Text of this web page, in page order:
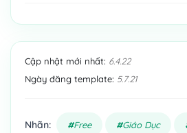
Cập nhật mới nhất: 6.4.22
Ngày đăng template: 5.7.21
Nhãn: Free Giáo Dục